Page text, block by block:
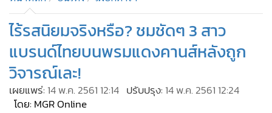
• ผู้จัดการรายวัน
• คอลัมนิสต์
• ละคร
• CbizReview
• Cyber BIZ
ไร้รสนิยมจริงหรือ? ชมชัดๆ 3 สาว
แบรนด์ไทยบนพรมแดงคานส์หลังถูก
วิจารณ์เละ!
เผยแพร่: 14 พ.ค. 2561 12:14 ปรับปรุง: 14 พ.ค. 2561 12:24
โดย: MGR Online